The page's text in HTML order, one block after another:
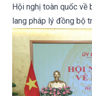
Hội nghị toàn quốc về
lang pháp lý đồng bộ